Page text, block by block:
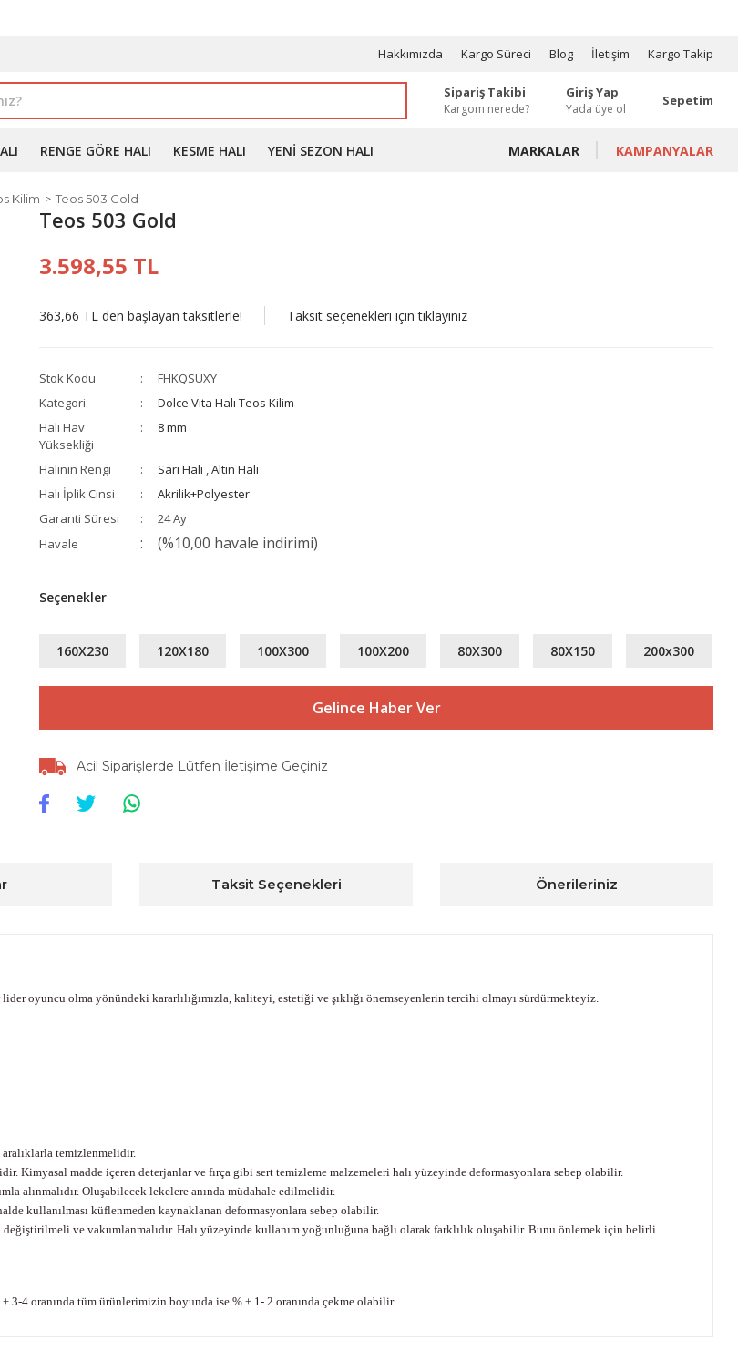
Hakkımızda Kargo Süreci Blog İletişim Kargo Takip
Sipariş Takibi
Kargom nerede?
Giriş Yap
Yada üye ol
Sepetim
RENGE GÖRE HALI KESME HALI YENI SEZON HALI MARKALAR KAMPANYALAR
Kilim Teos 503 Gold
Teos 503 Gold
3.598,55 TL
363,66 TL den başlayan taksitlerle! Taksit seçenekleri içintıklayınız
Stok Kodu
FHKQSUXY
Kategori
Dolce Vita Halı Teos Kilim
Halı Hav
Yüksekliği
8 mm
Halının Rengi Sarı Halı ,Altın Halı
Halı İplik Cinsi
Akrilik+Polyester
Garanti Süresi
24 Ay
Havale
(%10,00 havale indirimi)
Seçenekler
160X230 120X180 100X300 100X200 80X300 80X150 200x300
Gelince Haber Ver
Acil Siparişlerde Lütfen İletişime Geçiniz
Taksit Seçenekleri Önerileriniz
oyuncu olma yönündeki kararlılığımızla, kaliteyi, estetiği ve şıklığı önemseyenlerin tercihi olmayı sürdürmekteyiz.
temizlenmelidir.
Kimyasal madde içeren deterjanlar ve fırça gibi sert temizleme malzemeleri halı yüzeyinde deformasyonlara sebep olabilir.
alınmalıdır. Oluşabilecek lekelere anında müdahale edilmelidir.
kullanılması küflenmeden kaynaklanan deformasyonlara sebep olabilir.
değiştirilmeli ve vakumlanmalıdır. Halı yüzeyinde kullanım yoğunluğuna bağlı olarak farklılık oluşabilir. Bunu önlemek için belirli
3-4 oranında tüm ürünlerimizin boyunda ise % ± 1- 2 oranında çekme olabilir.